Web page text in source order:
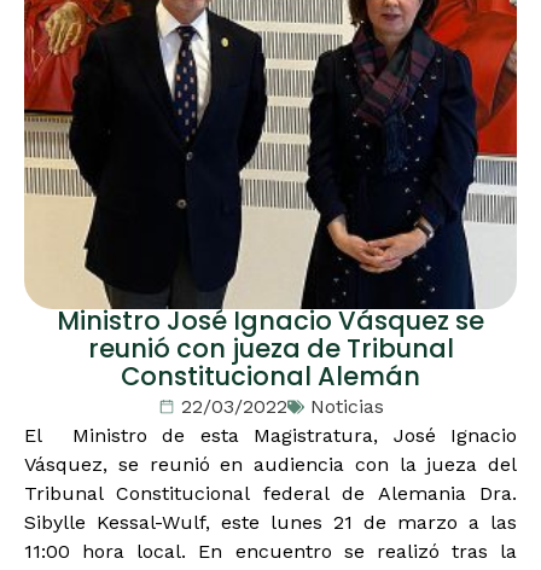
Ministro José Ignacio Vásquez se
reunió con jueza de Tribunal
Constitucional Alemán
22/03/2022
Noticias
El Ministro de esta Magistratura, José Ignacio
Vásquez, se reunió en audiencia con la jueza del
Tribunal Constitucional federal de Alemania Dra.
Sibylle Kessal-Wulf, este lunes 21 de marzo a las
11:00 hora local. En encuentro se realizó tras la